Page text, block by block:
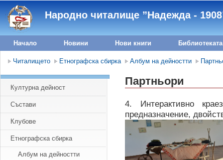
Народно читалище ”Надежда -
Начало Новини Нови книги Библиотеката
Читалището Етнографска сбирка Албум на дейностти
Културна дейност
Състави
Клубове
Етнографска сбирка
Албум на дейностти
Партньори
4. Интерактивно
предназначение,